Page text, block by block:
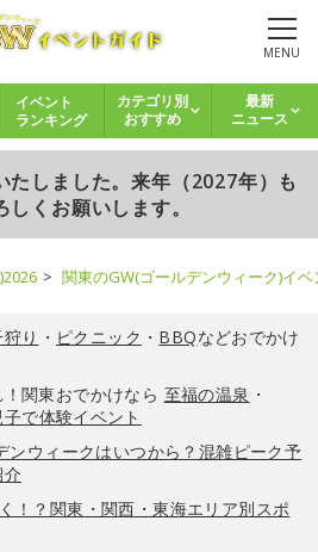
MENU
イベント
ランキング
カテゴリ別
おすすめ
最新
ニュース
たしました。来年（2027年）も
しくお願いします。
関東のGW(ゴールデンウィーク)イ
り ・ ピクニック ・ BBQなどおでかけ
関東おでかけなら 至福の温泉 ・
子で体験イベント
ンウィークはいつから？混雑ピーク予
！？関東・関西・東海エリア別スポ